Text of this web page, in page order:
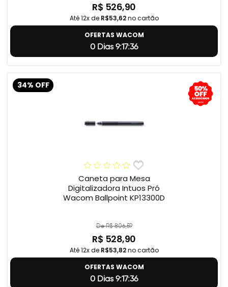
R$ 526,90
Até 12x de R$53,62no cartão
OFERTAS WACOM
0 Dias 9:17:35
34% OFF
Caneta para Mesa
Digitalizadora Intuos Pró
Wacom Ballpoint KP13300D
De R$ 806,59
R$ 528,90
Até 12x de R$53,82no cartão
OFERTAS WACOM
0 Dias 9:17:35